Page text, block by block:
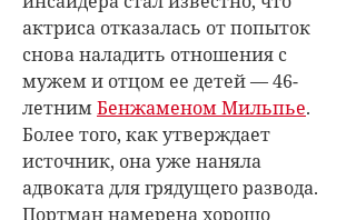
актриса отказалась от попыток
снова наладить отношения с
мужем и отцом ее детей — 46-
летнимБенжаменом Мильпье.
Более того, как утверждает
источник, она уже наняла
адвоката для грядущего развода.
Портман намерена хорошо